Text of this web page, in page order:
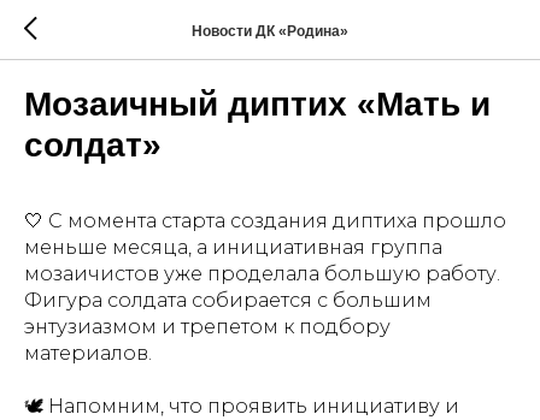
Новости ДК «Родина»
Мозаичный диптих «Мать и
солдат»
🤍 С момента старта создания диптиха прошло
меньше месяца, а инициативная группа
мозаичистов уже проделала большую работу.
Фигура солдата собирается с большим
энтузиазмом и трепетом к подбору
материалов.
🕊️ Напомним, что проявить инициативу и